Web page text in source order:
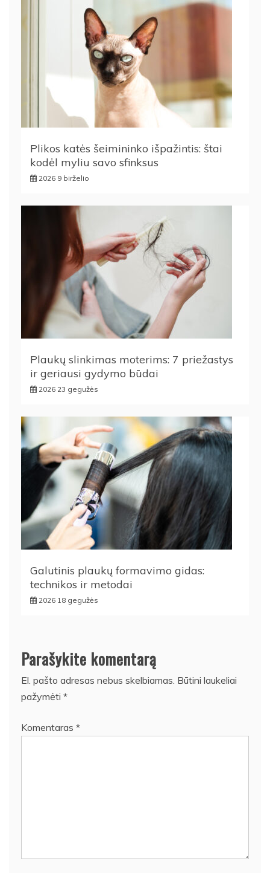
Plikos katės šeimininko išpažintis: štai
kodėl myliu savo sfinksus
2026 9 birželio
Plaukų slinkimas moterims: 7 priežastys
ir geriausi gydymo būdai
2026 23 gegužės
Galutinis plaukų formavimo gidas:
technikos ir metodai
2026 18 gegužės
Parašykite komentarą
El. pašto adresas nebus skelbiamas. Būtini laukeliai
pažymėti *
Komentaras *